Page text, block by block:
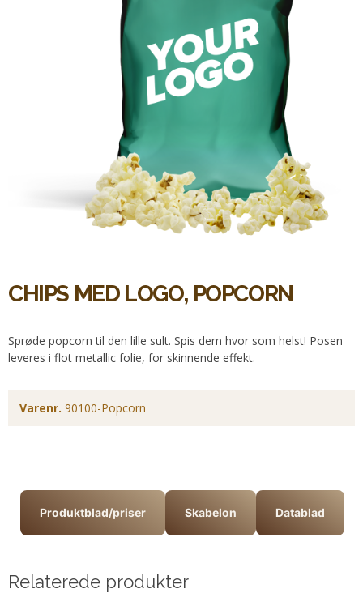
CHIPS MED LOGO, POPCORN
Sprøde popcorn til den lille sult. Spis dem hvor som helst! Posen
leveres i flot metallic folie, for skinnende effekt.
Varenr. 90100-Popcorn
Produktblad/priser Skabelon Datablad
Relaterede produkter